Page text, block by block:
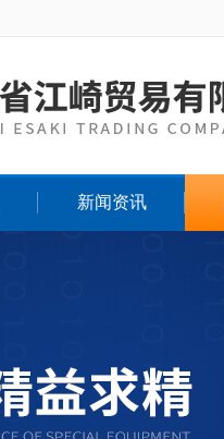
新闻资讯